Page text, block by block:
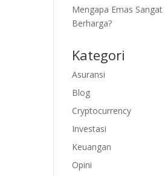
Mengapa Emas Sangat
Berharga?
Kategori
Asuransi
Blog
Cryptocurrency
Investasi
Keuangan
Opini